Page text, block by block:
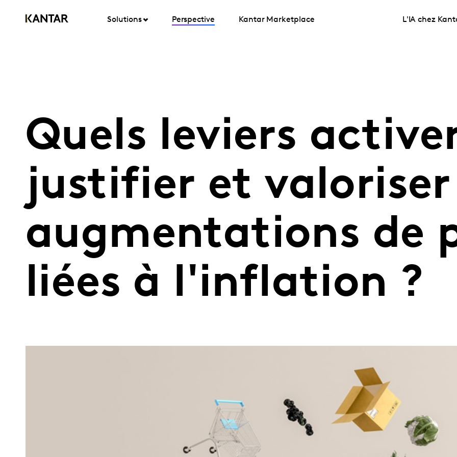
Solutions Perspective Kantar Marketplace L'IA chez
Quels leviers
justifier et valoriser
augmentations de
liées à l'inflation ?